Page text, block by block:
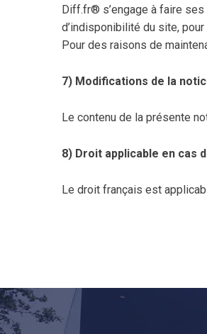
Diff.fr® s’engage à faire
d’indisponibilité du site,
Pour des raisons de
7) Modifications de la
Le contenu de la présente
8) Droit applicable en cas
Le droit français est